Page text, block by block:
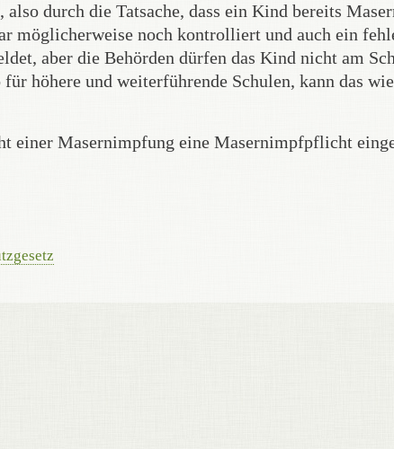
durch die Tatsache, dass ein Kind bereits
möglicherweise noch kontrolliert und auch ein
aber die Behörden dürfen das Kind nicht am
höhere und weiterführende Schulen, kann das
einer Masernimpfung eine Masernimpfpflicht